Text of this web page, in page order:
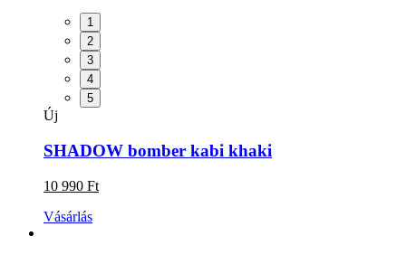
1
2
3
4
5
Új
SHADOW bomber kabi khaki
10 990 Ft
Vásárlás